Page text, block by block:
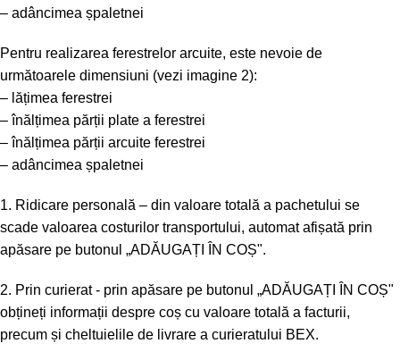
– adâncimea șpaletnei
Pentru realizarea ferestrelor arcuite, este nevoie de
următoarele dimensiuni (vezi imagine 2):
– lățimea ferestrei
– înălțimea părții plate a ferestrei
– înălțimea părții arcuite ferestrei
– adâncimea șpaletnei
1. Ridicare personală – din valoare totală a pachetului se
scade valoarea costurilor transportului, automat afișată prin
apăsare pe butonul „ADĂUGAȚI ÎN COȘ".
2. Prin curierat - prin apăsare pe butonul „ADĂUGAȚI ÎN COȘ"
obțineți informații despre coș cu valoare totală a facturii,
precum și cheltuielile de livrare a curieratului BEX.